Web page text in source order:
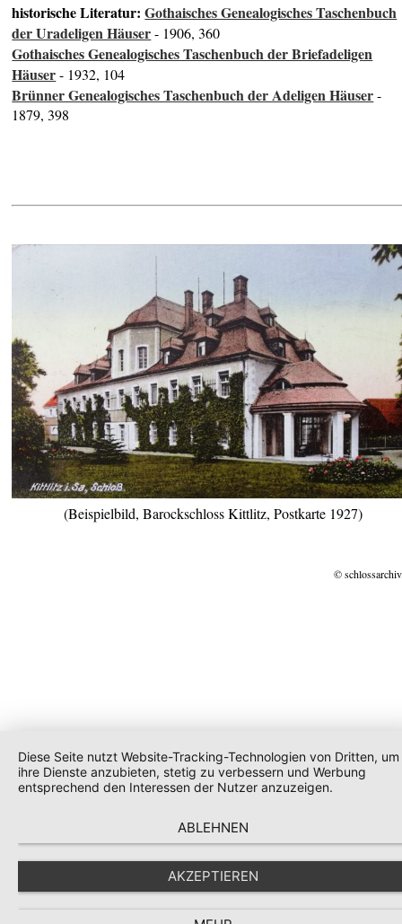
historische Literatur:Gothaisches Genealogisches Taschenbuch
der Uradeligen Häuser- 1906, 360
Gothaisches Genealogisches Taschenbuch der Briefadeligen
Häuser- 1932, 104
Brünner Genealogisches Taschenbuch der Adeligen Häuser-
1879, 398
(Beispielbild, Barockschloss Kittlitz, Postkarte 1927)
©
Diese Seite nutzt Website-Tracking-Technologien von Dritten, um
ihre Dienste anzubieten, stetig zu verbessern und Werbung
entsprechend den Interessen der Nutzer anzuzeigen.
ABLEHNEN
AKZEPTIEREN